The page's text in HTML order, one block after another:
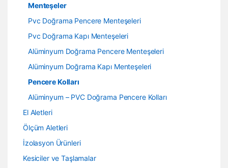
Menteşeler
Pvc Doğrama Pencere Menteşeleri
Pvc Doğrama Kapı Menteşeleri
Alüminyum Doğrama Pencere Menteşeleri
Alüminyum Doğrama Kapı Menteşeleri
Pencere Kolları
Alüminyum – PVC Doğrama Pencere Kolları
El Aletleri
Ölçüm Aletleri
İzolasyon Ürünleri
Kesiciler ve Taşlamalar